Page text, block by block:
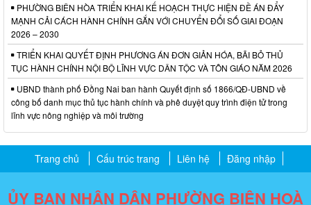
PHƯỜNG BIÊN HÒA TRIỂN KHAI KẾ HOẠCH THỰC HIỆN ĐỀ ÁN ĐẨY
MẠNH CẢI CÁCH HÀNH CHÍNH GẮN VỚI CHUYỂN ĐỔI SỐ GIAI ĐOẠN
2026 – 2030
TRIỂN KHAI QUYẾT ĐỊNH PHƯƠNG ÁN ĐƠN GIẢN HÓA, BÃI BỎ THỦ
TỤC HÀNH CHÍNH NỘI BỘ LĨNH VỰC DÂN TỘC VÀ TÔN GIÁO NĂM 2026
UBND thành phố Đồng Nai ban hành Quyết định số 1866/QĐ-UBND về
công bố danh mục thủ tục hành chính và phê duyệt quy trình điện tử trong
lĩnh vực nông nghiệp và môi trường
Trang chủ Cấu trúc trang Liên hệ Đăng nhập
ỦY BAN NHÂN DÂN PHƯỜNG BIÊN HOÀ